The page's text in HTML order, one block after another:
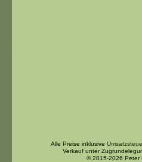
Alle Preise inklusive
Verkauf unter
© 2015-2026 Peter